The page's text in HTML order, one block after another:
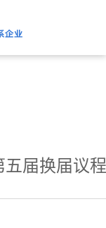
版,91
五届换届议程